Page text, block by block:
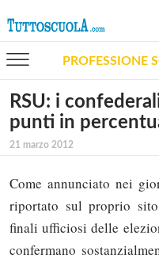
PROFESSIONE
RSU: i
punti in
21 marzo 2012
Come annunciato nei
riportato sul proprio
finali ufficiosi delle
confermano